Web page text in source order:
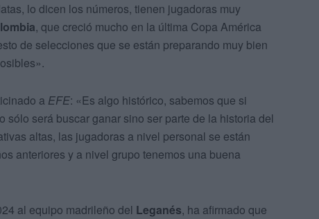
lo dicen los números, tienen jugadoras muy
, que creció mucho en la última Copa América
de selecciones que se están preparando muy bien
a EFE: «Es algo histórico, sabemos que si
será buscar ganar sino ser parte de la historia del
altas, las jugadoras a nivel personal se están
anteriores y a nivel grupo tenemos una buena
al equipo madrileño del Leganés, ha afirmado que